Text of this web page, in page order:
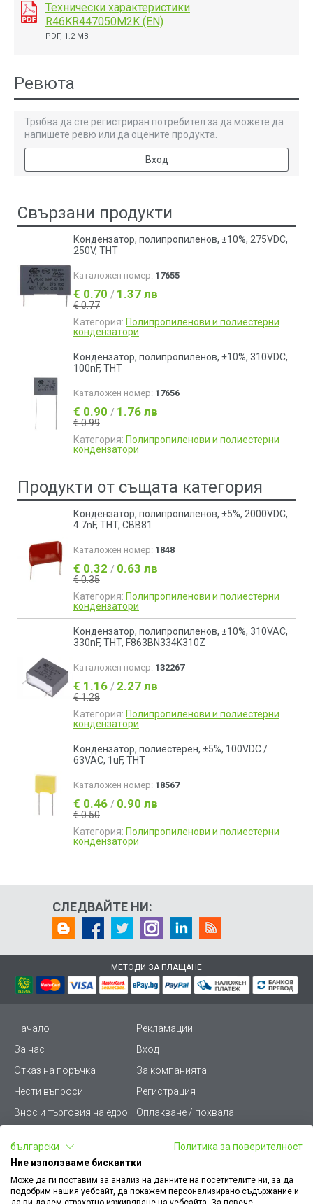
Технически характеристики
R46KR447050M2K (EN)
PDF, 1.2 MB
Ревюта
Трябва да сте регистриран потребител за да можете да
напишете ревю или да оцените продукта.
Вход
Свързани продукти
Кондензатор, полипропиленов, ±10%, 275VDC,
250V, THT
Каталожен номер: 17655
€ 0.70 / 1.37 лв
€ 0.77
Категория: Полипропиленови и полиестерни
кондензатори
Кондензатор, полипропиленов, ±10%, 310VDC,
100nF, THT
Каталожен номер: 17656
€ 0.90 / 1.76 лв
€ 0.99
Категория: Полипропиленови и полиестерни
кондензатори
Продукти от същата категория
Кондензатор, полипропиленов, ±5%, 2000VDC,
4.7nF, THT, CBB81
Каталожен номер: 1848
€ 0.32 / 0.63 лв
€ 0.35
Категория: Полипропиленови и полиестерни
кондензатори
Кондензатор, полипропиленов, ±10%, 310VAC,
330nF, THT, F863BN334K310Z
Каталожен номер: 132267
€ 1.16 / 2.27 лв
€ 1.28
Категория: Полипропиленови и полиестерни
кондензатори
Кондензатор, полиестерен, ±5%, 100VDC /
63VAC, 1uF, THT
Каталожен номер: 18567
€ 0.46 / 0.90 лв
€ 0.50
Категория: Полипропиленови и полиестерни
кондензатори
СЛЕДВАЙТЕ НИ:
МЕТОДИ ЗА ПЛАЩАНЕ
Начало
Рекламации
За нас
Вход
Отказ на поръчка
За компанията
Чести въпроси
Регистрация
Внос и търговия на едро
Оплакване / похвала
Условия за ползване
Стани дистрибутор
Карта на сайта
Кариери
български
Политика за поверителност
Ние използваме бисквитки
Може да ги поставим за анализ на данните на посетителите ни, за да
подобрим нашия уебсайт, да покажем персонализирано съдържание и